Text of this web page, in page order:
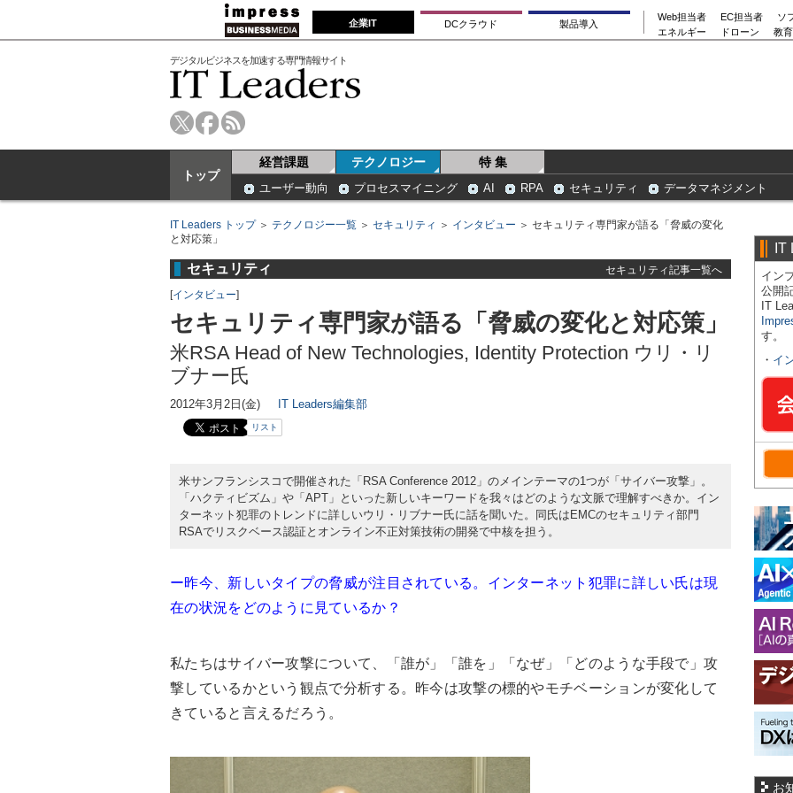
企業IT DCクラウド 製品導入
Web担当者 EC担当者
ソ
エネルギー
ドローン 教
デジタルビジネスを加速する専門情報サイト
トップ
経営課題 テクノロジー 特 集
ユーザー動向 プロセスマイニング AI RPA セキュリティ データマネジメント
IT Leaders トップ＞ テクノロジー一覧 ＞ セキュリティ ＞ インタビュー ＞ セキュリティ専門家が語る「脅威の変化
と対応策」
セキュリティ
セキュリティ記事一覧へ
[インタビュー]
セキュリティ専門家が語る「脅威の変化と対応策」
米RSA Head of New Technologies, Identity Protection ウリ・リ
ブナー氏
2012年3月2日(金) IT Leaders編集部
リスト
米サンフランシスコで開催された「RSA Conference 2012」のメインテーマの1つが「サイバー攻撃」。
「ハクティビズム」や「APT」といった新しいキーワードを我々はどのような文脈で理解すべきか。イン
ターネット犯罪のトレンドに詳しいウリ・リブナー氏に話を聞いた。同氏はEMCのセキュリティ部門
RSAでリスクベース認証とオンライン不正対策技術の開発で中核を担う。
ー昨今、新しいタイプの脅威が注目されている。インターネット犯罪に詳しい氏は現
在の状況をどのように見ているか？
私たちはサイバー攻撃について、「誰が」「誰を」「なぜ」「どのような手段で」攻
撃しているかという観点で分析する。昨今は攻撃の標的やモチベーションが変化して
きていると言えるだろう。
IT
イン
公開
IT
す。
・ イ
お